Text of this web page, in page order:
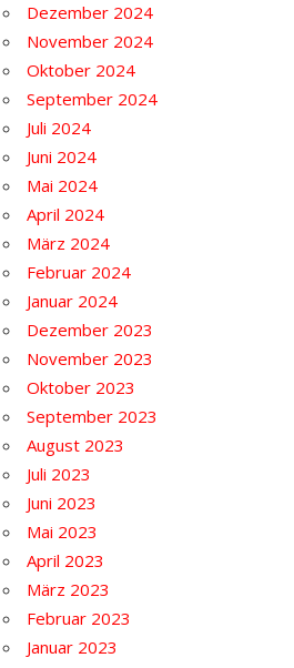
Dezember 2024
November 2024
Oktober 2024
September 2024
Juli 2024
Juni 2024
Mai 2024
April 2024
März 2024
Februar 2024
Januar 2024
Dezember 2023
November 2023
Oktober 2023
September 2023
August 2023
Juli 2023
Juni 2023
Mai 2023
April 2023
März 2023
Februar 2023
Januar 2023